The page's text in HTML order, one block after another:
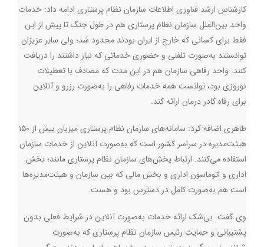
کارشناس ارشد فناوری اطلاعات سازمان نظام پرستاری ادامه داد: خدمات
واحد بین‌الملل سازمان نظام پرستاری هم در طول جنگ تا پیش از این
فقط برای کسانی که خارج از ایران بودند محدود شد؛ ولی سایر عزیزان
توانستند به‌صورت تلفنی و حضوری خدماتی که نیاز داشتند را دریافت
کنند. واحد رفاهی سازمان هم در این مدت که مصادف با تعطیلات
نوروزی بود، توانست همه خدمات رفاهی را به‌صورت رزرو و آنلاین
برای رفاه کادر درمان ارائه کند.
طاهری اضافه کرد: سامانه‌های سازمان نظام پرستاری میزبان بیش از ۱۵۰
هیئت‌مدیره در سراسر کشور است که به‌صورت آنلاین از خدمات سازمان
استفاده می‌کنند. ارتباط یخش‌های سازمان نظام پرستاری مانند؛ بخش
اداری و اتوماسون اداری و بخش مالی که بین سازمان و هیئت‌مدیره‌ها
است هم به‌صورت کامل در دسترس بود و هست.
وی گفت: بی‌شک ارائه خدمات به‌صورت آنلاین در شرایط فعلی بدون
پشتیبانی و حمایت رئیس سازمان نظام پرستاری که به‌صورت